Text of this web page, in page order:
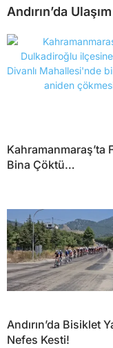
Andırın’da
Kahramanmaraş’ta
Bina Çöktü…
Andırın’da Bisiklet
Nefes Kesti!